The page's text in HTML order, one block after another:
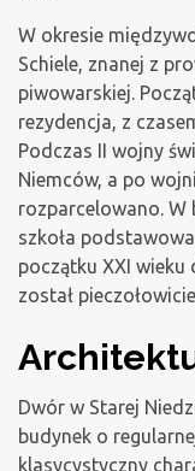
W okresie
Schiele, znanej z
piwowarskiej.
rezydencja, z
Podczas II wojny
Niemców, a po
rozparcelowano. W
szkoła
początku XXI wieku
został
Dwór w Starej
budynek o
klasycystyczny